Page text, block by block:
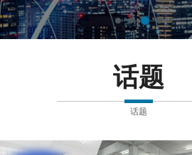
话题
话题